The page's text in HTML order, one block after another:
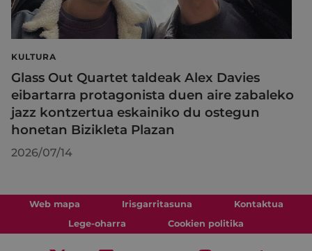
KULTURA
Glass Out Quartet taldeak Alex Davies
eibartarra protagonista duen aire zabaleko
jazz kontzertua eskainiko du ostegun
honetan Bizikleta Plazan
2026/07/14
Web mapa Irisgarritasuna
Kontaktua
Lege-oharra
Cookien politika